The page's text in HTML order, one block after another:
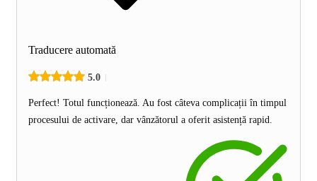
Traducere automată
5.0
Perfect! Totul funcționează. Au fost câteva complicații în timpul
procesului de activare, dar vânzătorul a oferit asistență rapid.